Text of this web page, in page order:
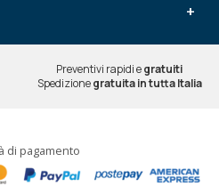
+
Preventivi rapidi egratuiti
Spedizionegratuita in tutta Italia
di pagamento